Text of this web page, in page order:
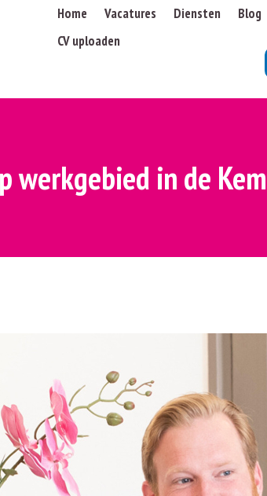
Home Vacatures Diensten Blog
CV uploaden
werkgebied in de